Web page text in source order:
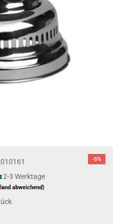
-5%
2-3 Werktage
abweichend)